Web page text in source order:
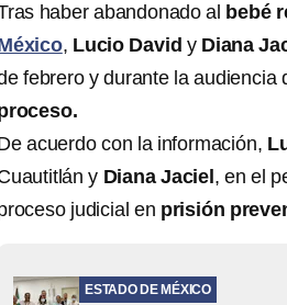
haber abandonado al bebé
, Lucio David y Diana
febrero y durante la audiencia
acuerdo con la información,
y Diana Jaciel , en el
judicial en prisión
ESTADO DE MÉXICO